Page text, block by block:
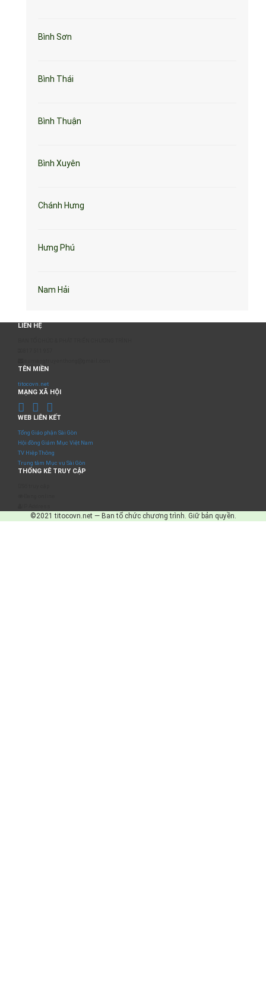
Bình Sơn
Bình Thái
Bình Thuận
Bình Xuyên
Chánh Hưng
Hưng Phú
Nam Hải
LIÊN HỆ
TÊN MIỀN
titocovn.net
MẠNG XÃ HỘI
WEB LIÊN KẾT
Tổng Giáo phận Sài Gòn
Hội đồng Giám Mục Việt Nam
TV Hiệp Thông
Trung tâm Mục vụ Sài Gòn
THỐNG KÊ TRUY CẬP
©2021 titocovn.net — Ban tổ chức chương trình. Giữ bản quyền.